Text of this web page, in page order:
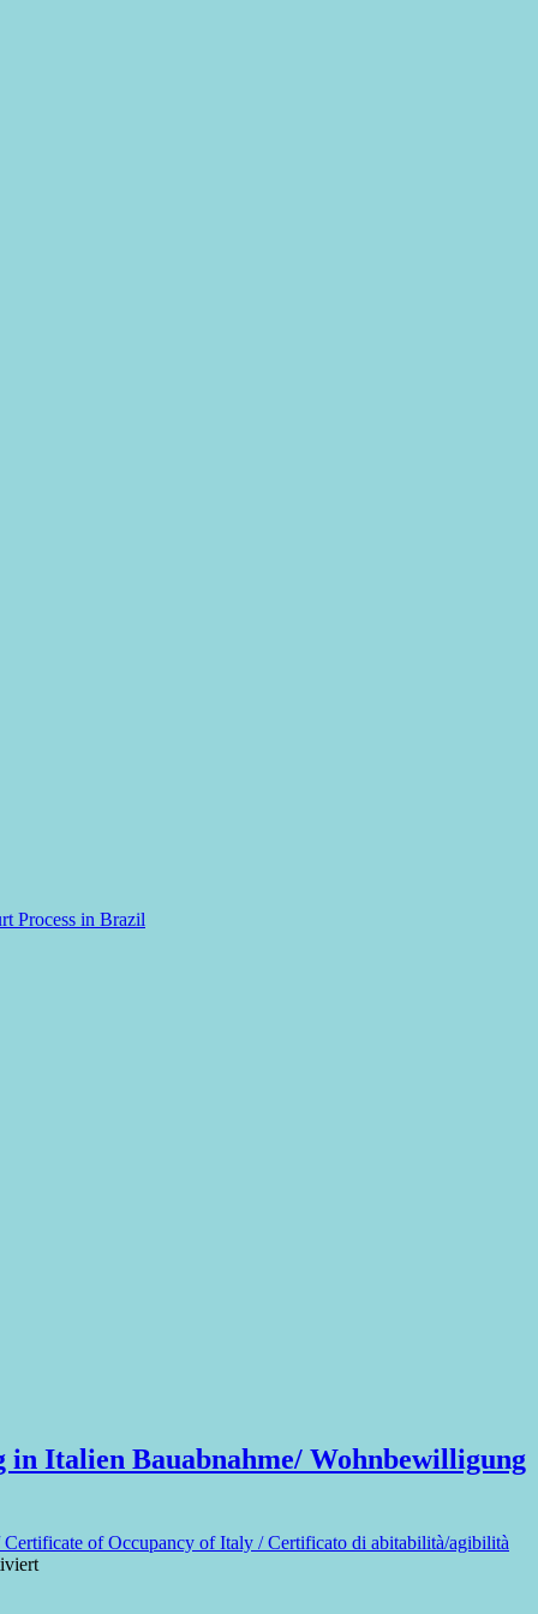
Process in Brazil
in Italien Bauabnahme/ Wohnbewilligung
of Occupancy of Italy / Certificato di abitabilità/agibilità
für